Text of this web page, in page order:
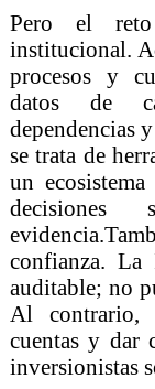
Pero el
institucional.
procesos y
datos de
dependencias
se trata de
un
confianza. La
auditable; no
Al contrario,
cuentas y dar
inversionistas